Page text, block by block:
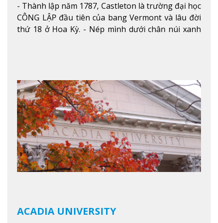
- Thành lập năm 1787, Castleton là trường đại học
CÔNG LẬP đầu tiên của bang Vermont và lâu đời
thứ 18 ở Hoa Kỳ. - Nép mình dưới chân núi xanh
tuyết của trường, sinh viên có thể thưởng thức vẻ
đẹp tự nhiên của Vermont từ mọi góc trong
khuôn viên trường.Xem thêm
ACADIA UNIVERSITY